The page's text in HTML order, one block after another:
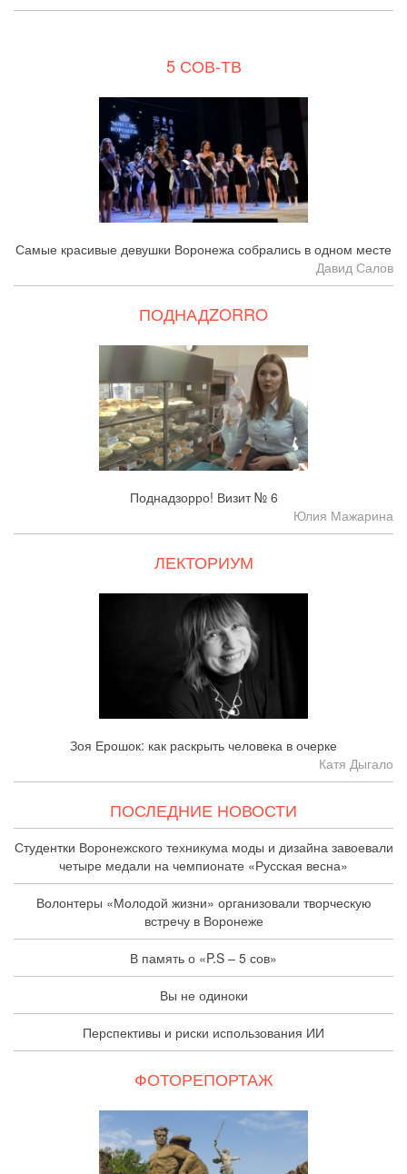
5 СОВ-ТВ
Самые красивые девушки Воронежа собрались в одном месте
Давид Салов
ПОДНАДZORRO
Поднадзорро! Визит № 6
Юлия Мажарина
ЛЕКТОРИУМ
Зоя Ерошок: как раскрыть человека в очерке
Катя Дыгало
ПОСЛЕДНИЕ НОВОСТИ
Студентки Воронежского техникума моды и дизайна завоевали
четыре медали на чемпионате «Русская весна»
Волонтеры «Молодой жизни» организовали творческую
встречу в Воронеже
В память о «P.S – 5 сов»
Вы не одиноки
Перспективы и риски использования ИИ
ФОТОРЕПОРТАЖ